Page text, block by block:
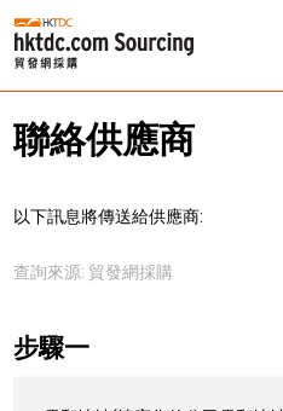
聯絡供應商
以下訊息將傳送給供應商:
查詢來源: 貿發網採購
步驟一